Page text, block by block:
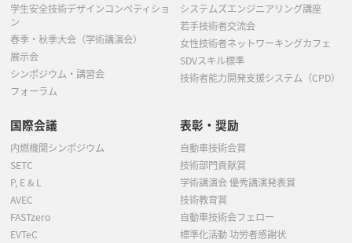
学生安全技術デザインコンペティショ
ン
春季・秋季大会（学術講演会）
展示会
シンポジウム・講習会
フォーラム
システムズエンジニアリング講座
若手技術者交流会
女性技術者ネットワーキングカフェ
SDVスキル標準
技術者能力開発支援システム（CPD）
国際会議
内燃機関シンポジウム
SETC
P, E & L
AVEC
FASTzero
EVTeC
表彰・奨励
自動車技術会賞
技術部門貢献賞
学術講演会 優秀講演発表賞
技術教育賞
自動車技術会フェロー
標準化活動 功労者感謝状